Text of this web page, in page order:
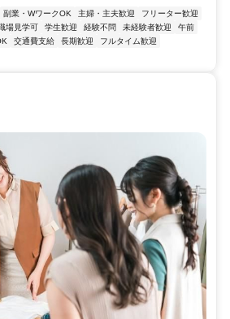
副業・WワークOK 主婦・主夫歓迎
フリーター歓迎
場見学可 学生歓迎 経験不問 未経験者歓迎
午前
交通費支給 長期歓迎
フルタイム歓迎